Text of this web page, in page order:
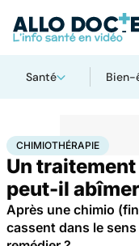
Santé Bien-
AccueilSantéChimiothérapie
CHIMIOTHÉRAPIE
Un
peut-il
Après une chimio
cassent dans le